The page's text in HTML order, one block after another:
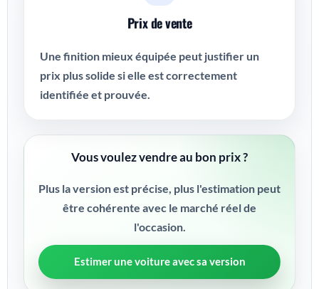
Prix de vente
Une finition mieux équipée peut justifier un
prix plus solide si elle est correctement
identifiée et prouvée.
Vous voulez vendre au bon prix ?
Plus la version est précise, plus l'estimation peut
être cohérente avec le marché réel de
l'occasion.
Estimer une voiture avec sa version